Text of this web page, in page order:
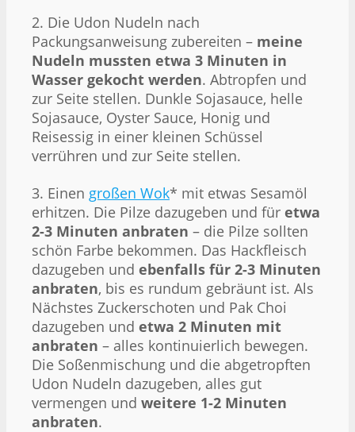
2. Die Udon Nudeln nach
Packungsanweisung zubereiten – meine
Nudeln mussten etwa 3 Minuten in
Wasser gekocht werden. Abtropfen und
zur Seite stellen. Dunkle Sojasauce, helle
Sojasauce, Oyster Sauce, Honig und
Reisessig in einer kleinen Schüssel
verrühren und zur Seite stellen.
3. Einen großen Wok* mit etwas Sesamöl
erhitzen. Die Pilze dazugeben und für etwa
2-3 Minuten anbraten – die Pilze sollten
schön Farbe bekommen. Das Hackfleisch
dazugeben und ebenfalls für 2-3 Minuten
anbraten, bis es rundum gebräunt ist. Als
Nächstes Zuckerschoten und Pak Choi
dazugeben und etwa 2 Minuten mit
anbraten – alles kontinuierlich bewegen.
Die Soßenmischung und die abgetropften
Udon Nudeln dazugeben, alles gut
vermengen und weitere 1-2 Minuten
anbraten.